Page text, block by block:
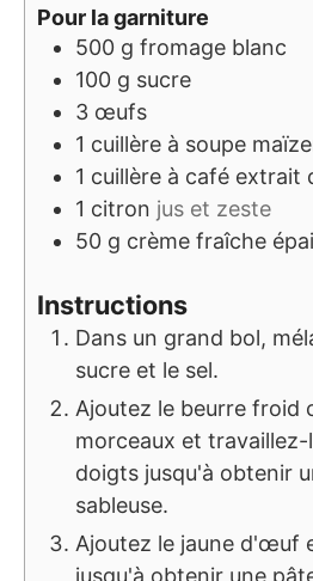
Pour la garniture
500 g fromage blanc
100 g sucre
3 œufs
1 cuillère à soupe
1 cuillère à café extrait
1 citron jus et zeste
50 g crème fraîche
Instructions
Dans un grand bol,
sucre et le sel.
Ajoutez le beurre froid
morceaux et
doigts jusqu'à obtenir
sableuse.
Ajoutez le jaune d'œuf
jusqu'à obtenir une